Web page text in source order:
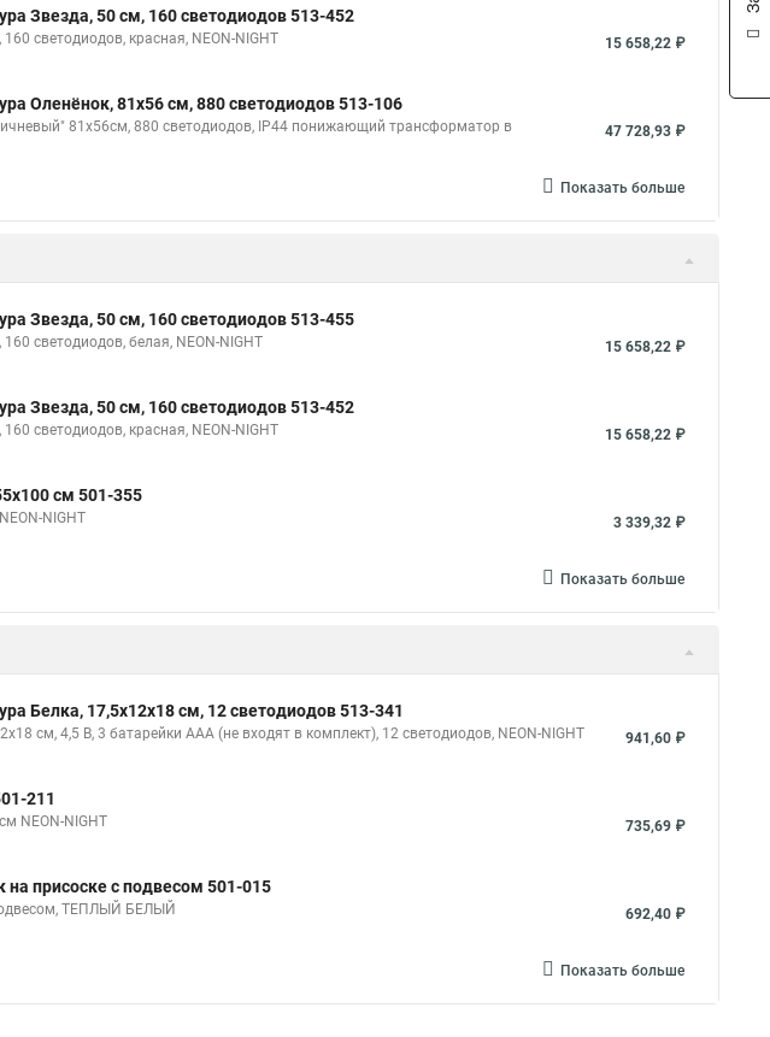
Звезда, 50 см, 160 светодиодов 513-452
светодиодов, красная, NEON-NIGHT 15 658,22 ₽
Оленёнок, 81х56 см, 880 светодиодов 513-106
81х56см, 880 светодиодов, IP44 понижающий трансформатор в
47 728,93 ₽
Показать больше
Звезда, 50 см, 160 светодиодов 513-455
светодиодов, белая, NEON-NIGHT 15 658,22 ₽
Звезда, 50 см, 160 светодиодов 513-452
светодиодов, красная, NEON-NIGHT 15 658,22 ₽
см 501-355
NIGHT 3 339,32 ₽
Показать больше
Белка, 17,5х12х18 см, 12 светодиодов 513-341
см, 4,5 В, 3 батарейки AAA (не входят в комплект), 12 светодиодов, NEON-NIGHT 941,60 ₽
211
NEON-NIGHT 735,69 ₽
присоске с подвесом 501-015
ТЕПЛЫЙ БЕЛЫЙ 692,40 ₽
Показать больше